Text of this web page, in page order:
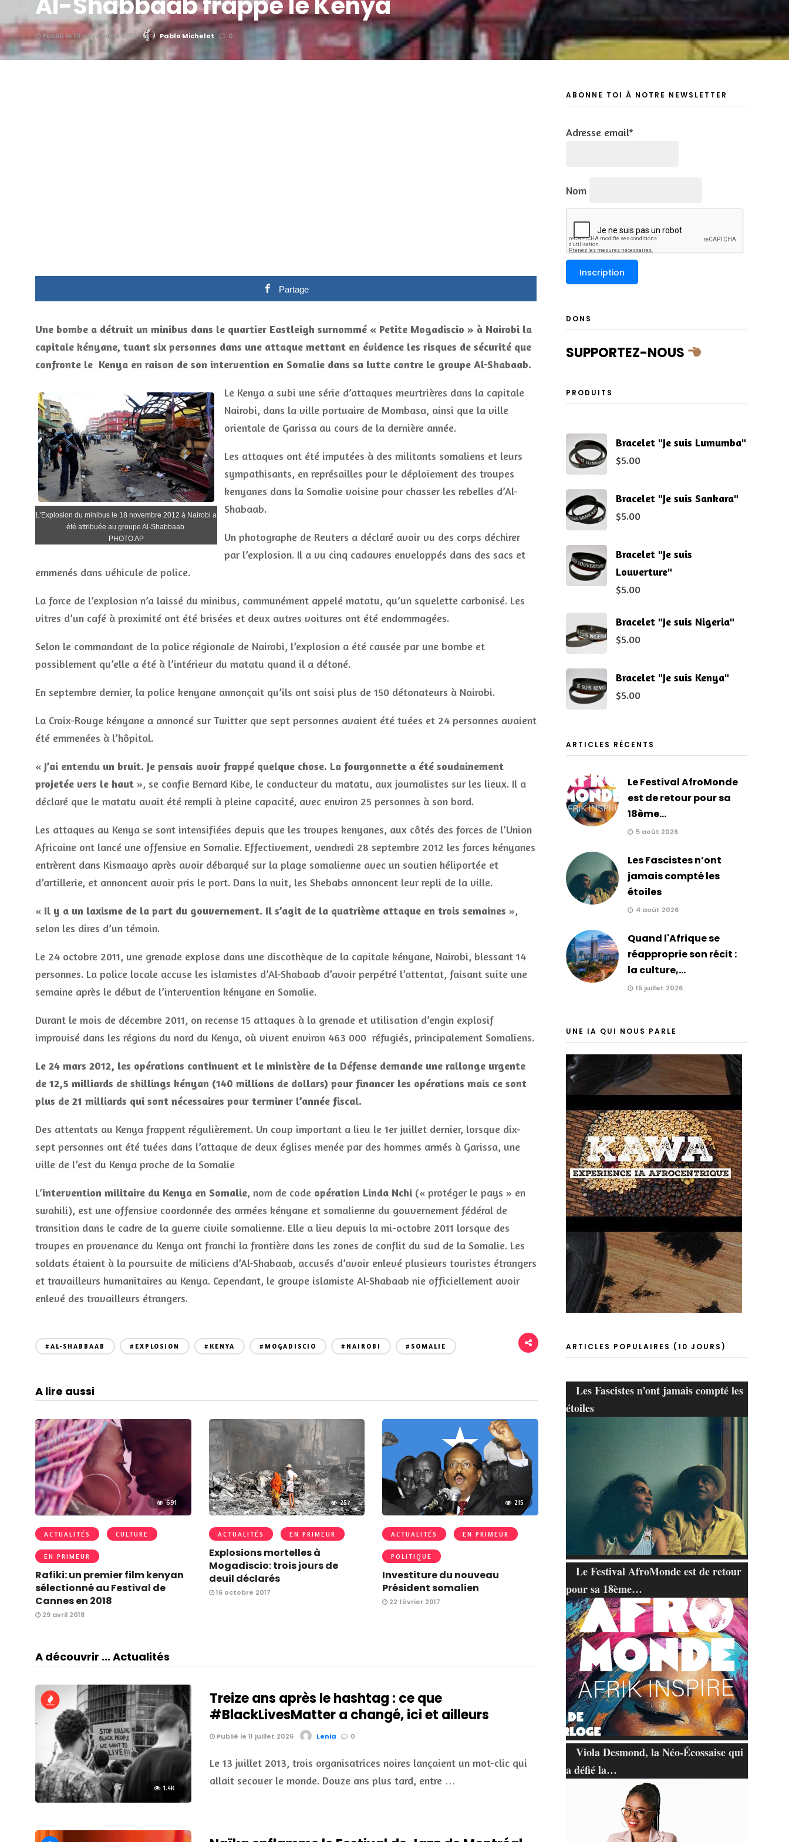
Publié le 19 novembre 2012 Pablo Michelot 0
Partage
Une bombe a détruit un minibus dans le quartier Eastleigh surnommé « Petite Mogadiscio » à Nairobi la
capitale kényane, tuant six personnes dans une attaque mettant en évidence les risques de sécurité que
confronte le Kenya en raison de son intervention en Somalie dans sa lutte contre le groupe Al-Shabaab.
L’Explosion du minibus le 18 novembre 2012 à Nairobi a
été attribuée au groupe Al-Shabbaab.
PHOTO AP
Le Kenya a subi une série d’attaques meurtrières dans la capitale
Nairobi, dans la ville portuaire de Mombasa, ainsi que la ville
orientale de Garissa au cours de la dernière année.
Les attaques ont été imputées à des militants somaliens et leurs
sympathisants, en représailles pour le déploiement des troupes
kenyanes dans la Somalie voisine pour chasser les rebelles d’Al-
Shabaab.
Un photographe de Reuters a déclaré avoir vu des corps déchirer
par l’explosion. Il a vu cinq cadavres enveloppés dans des sacs et
emmenés dans véhicule de police.
La force de l’explosion n’a laissé du minibus, communément appelé matatu, qu’un squelette carbonisé. Les
vitres d’un café à proximité ont été brisées et deux autres voitures ont été endommagées.
Selon le commandant de la police régionale de Nairobi, l’explosion a été causée par une bombe et
possiblement qu’elle a été à l’intérieur du matatu quand il a détoné.
En septembre dernier, la police kenyane annonçait qu’ils ont saisi plus de 150 détonateurs à Nairobi.
La Croix-Rouge kényane a annoncé sur Twitter que sept personnes avaient été tuées et 24 personnes avaient
été emmenées à l’hôpital.
« J’ai entendu un bruit. Je pensais avoir frappé quelque chose. La fourgonnette a été soudainement
projetée vers le haut », se confie Bernard Kibe, le conducteur du matatu, aux journalistes sur les lieux. Il a
déclaré que le matatu avait été rempli à pleine capacité, avec environ 25 personnes à son bord.
Les attaques au Kenya se sont intensifiées depuis que les troupes kenyanes, aux côtés des forces de l’Union
Africaine ont lancé une offensive en Somalie. Effectivement, vendredi 28 septembre 2012 les forces kényanes
entrèrent dans Kismaayo après avoir débarqué sur la plage somalienne avec un soutien héliportée et
d’artillerie, et annoncent avoir pris le port. Dans la nuit, les Shebabs annoncent leur repli de la ville.
« Il y a un laxisme de la part du gouvernement. Il s’agit de la quatrième attaque en trois semaines »,
selon les dires d’un témoin.
Le 24 octobre 2011, une grenade explose dans une discothèque de la capitale kényane, Nairobi, blessant 14
personnes. La police locale accuse les islamistes d’Al-Shabaab d’avoir perpétré l’attentat, faisant suite une
semaine après le début de l’intervention kényane en Somalie.
Durant le mois de décembre 2011, on recense 15 attaques à la grenade et utilisation d’engin explosif
improvisé dans les régions du nord du Kenya, où vivent environ 463 000 réfugiés, principalement Somaliens.
Le 24 mars 2012, les opérations continuent et le ministère de la Défense demande une rallonge urgente
de 12,5 milliards de shillings kényan (140 millions de dollars) pour financer les opérations mais ce sont
plus de 21 milliards qui sont nécessaires pour terminer l’année fiscal.
Des attentats au Kenya frappent régulièrement. Un coup important a lieu le 1er juillet dernier, lorsque dix-
sept personnes ont été tuées dans l’attaque de deux églises menée par des hommes armés à Garissa, une
ville de l’est du Kenya proche de la Somalie
L’intervention militaire du Kenya en Somalie, nom de code opération Linda Nchi (« protéger le pays » en
swahili), est une offensive coordonnée des armées kényane et somalienne du gouvernement fédéral de
transition dans le cadre de la guerre civile somalienne. Elle a lieu depuis la mi-octobre 2011 lorsque des
troupes en provenance du Kenya ont franchi la frontière dans les zones de conflit du sud de la Somalie. Les
soldats étaient à la poursuite de miliciens d’Al-Shabaab, accusés d’avoir enlevé plusieurs touristes étrangers
et travailleurs humanitaires au Kenya. Cependant, le groupe islamiste Al-Shabaab nie officiellement avoir
enlevé des travailleurs étrangers.
#AL-SHABBAAB #EXPLOSION #KENYA #MOGADISCIO #NAIROBI #SOMALIE
A lire aussi
691
ACTUALITÉS CULTURE
EN PRIMEUR
Rafiki: un premier film kenyan
sélectionné au Festival de
Cannes en 2018
29 avril 2018
257
ACTUALITÉS EN PRIMEUR
Explosions mortelles à
Mogadiscio: trois jours de
deuil déclarés
16 octobre 2017
215
ACTUALITÉS EN PRIMEUR
POLITIQUE
Investiture du nouveau
Président somalien
22 février 2017
A découvrir ... Actualités
1.4K
Treize ans après le hashtag : ce que
#BlackLivesMatter a changé, ici et ailleurs
Publié le 11 juillet 2026 Lenia 0
Le 13 juillet 2013, trois organisatrices noires lançaient un mot-clic qui
allait secouer le monde. Douze ans plus tard, entre …
ABONNE TOI À NOTRE NEWSLETTER
Adresse email*
Nom
DONS
SUPPORTEZ-NOUS
PRODUITS
Bracelet "Je suis Lumumba"
$5.00
Bracelet "Je suis Sankara"
$5.00
Bracelet "Je suis
Louverture"
$5.00
Bracelet "Je suis Nigeria"
$5.00
Bracelet "Je suis Kenya"
$5.00
ARTICLES RÉCENTS
Le Festival AfroMonde
est de retour pour sa
18ème...
5 août 2026
Les Fascistes n’ont
jamais compté les
étoiles
4 août 2026
Quand l'Afrique se
réapproprie son récit :
la culture,...
15 juillet 2026
UNE IA QUI NOUS PARLE
ARTICLES POPULAIRES (10 JOURS)
Les Fascistes n’ont jamais compté les
étoiles
Le Festival AfroMonde est de retour
pour sa 18ème…
Viola Desmond, la Néo-Écossaise qui
a défié la…